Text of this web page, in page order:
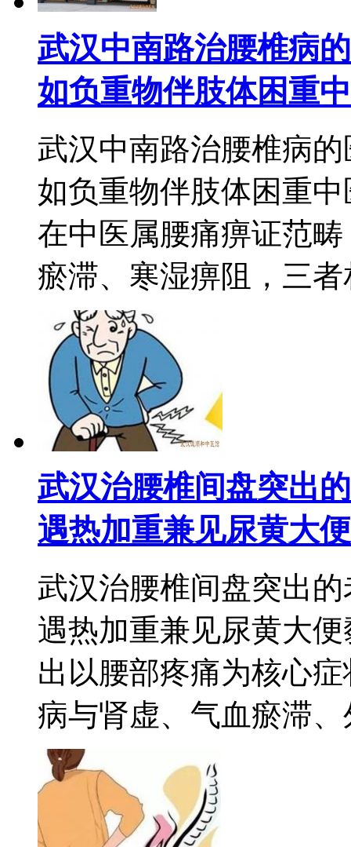
武汉中南路治腰椎病
如负重物伴肢体困重中
武汉中南路治腰椎病
如负重物伴肢体困重
在中医属腰痛痹证范
瘀滞、寒湿痹阻，三者
武汉治腰椎间盘突出
遇热加重兼见尿黄大便
武汉治腰椎间盘突出
遇热加重兼见尿黄大
出以腰部疼痛为核心
病与肾虚、气血瘀滞、